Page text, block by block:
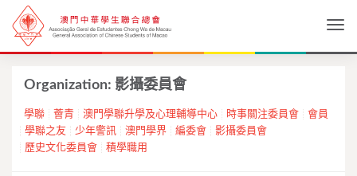
Organization: 影攝委員會
學聯 薈青 澳門學聯升學及心理輔導中心 時事關注委員會
會員
學聯之友
少年警訊 澳門學界 編委會
影攝委員會
歷史文化委員會
積學職用